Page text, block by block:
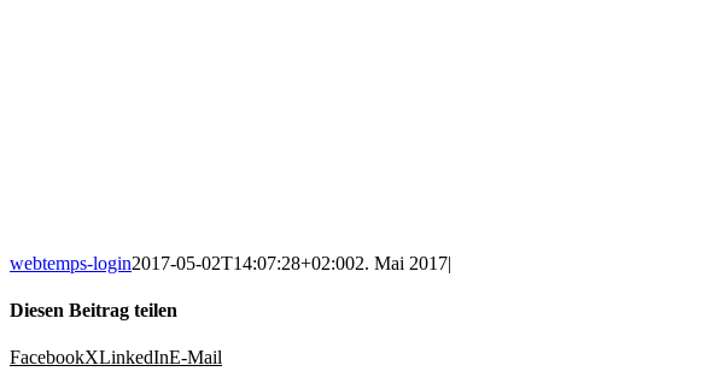
webtemps-login2017-05-02T14:07:28+02:002. Mai 2017|
Diesen Beitrag teilen
FacebookXLinkedInE-Mail